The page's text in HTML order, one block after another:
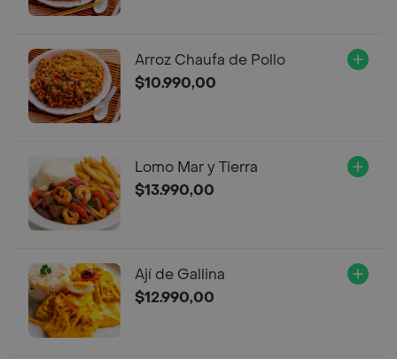
Arroz Chaufa de Pollo
$10.990,00
Lomo Mar y Tierra
$13.990,00
Ají de Gallina
$12.990,00